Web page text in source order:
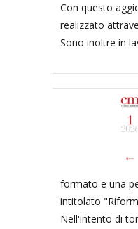
Con questo
realizzato
Sono inoltre in
formato e una
intitolato
Nell'intento di